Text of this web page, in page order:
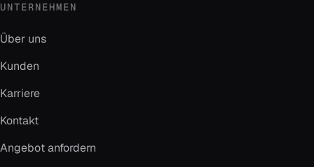
UNTERNEHMEN
Über uns
Kunden
Karriere
Kontakt
Angebot anfordern